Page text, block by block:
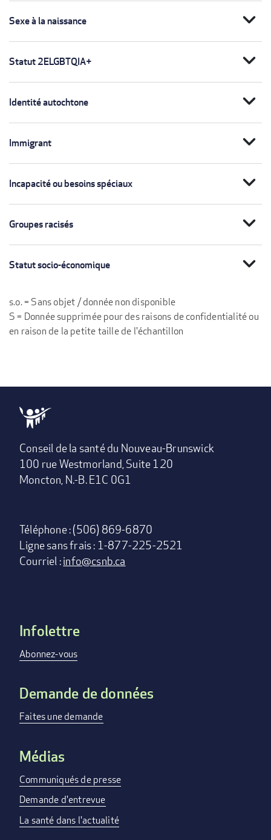
Sexe à la naissance expand_more
Statut 2ELGBTQIA+ expand_more
Identité autochtone expand_more
Immigrant expand_more
Incapacité ou besoins spéciaux expand_more
Groupes racisés expand_more
Statut socio-économique expand_more
s.o. = Sans objet / donnée non disponible
S = Donnée supprimée pour des raisons de confidentialité ou
en raison de la petite taille de l'échantillon
Conseil de la santé du Nouveau-Brunswick
100 rue Westmorland, Suite 120
Moncton, N.-B. E1C 0G1
Téléphone : (506) 869-6870
Ligne sans frais : 1-877-225-2521
Courriel :info@csnb.ca
Footer
menu
Infolettre
Abonnez-vous
Demande de données
Faites une demande
Médias
Communiqués de presse
Demande d'entrevue
La santé dans l'actualité